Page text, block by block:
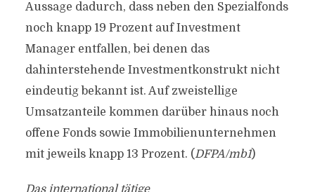
Aussage dadurch, dass neben den Spezialfonds
noch knapp 19 Prozent auf Investment
Manager entfallen, bei denen das
dahinterstehende Investmentkonstrukt nicht
eindeutig bekannt ist. Auf zweistellige
Umsatzanteile kommen darüber hinaus noch
offene Fonds sowie Immobilienunternehmen
mit jeweils knapp 13 Prozent. (DFPA/mb1)
Das international tätige